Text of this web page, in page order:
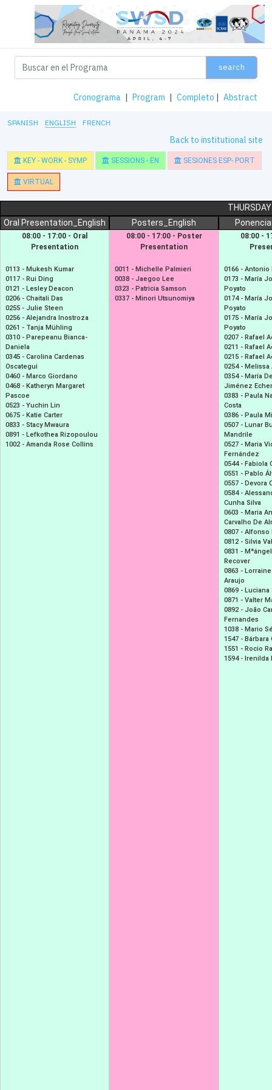
search
Cronograma | Program | Completo | Abstract
SPANISH ENGLISH FRENCH
Back to institutional site
KEY - WORK - SYMP SESSIONS - EN SESIONES ESP- PORT
VIRTUAL
Oral Presentation_English
08:00 - 17:00 - Oral
Presentation
0113 - Mukesh Kumar
0117 - Rui Ding
0121 - Lesley Deacon
0206 - Chaitali Das
0255 - Julie Steen
0256 - Alejandra Inostroza
0261 - Tanja Mühling
0310 - Parepeanu Bianca-
Daniela
0345 - Carolina Cardenas
Oscategui
0460 - Marco Giordano
0468 - Katheryn Margaret
Pascoe
0523 - Yuchin Lin
0675 - Katie Carter
0833 - Stacy Mwaura
0891 - Lefkothea Rizopoulou
1002 - Amanda Rose Collins
Posters_English
08:00 - 17:00 - Poster
Presentation
0011 - Michelle Palmieri
0038 - Jaegoo Lee
0323 - Patricia Samson
0337 - Minori Utsunomiya
08:00 -
0166 - Antonio
0173 - María
Poyato
0174 - María
Poyato
0175 - María
Poyato
0207 - Rafael
0211 - Rafael
0215 - Rafael
0254 - Melissa
0354 - María
Jiménez
0383 - Paula
Costa
0386 - Paula
0507 - Lunar
Mandrile
0527 - Maria
Fernández
0544 - Fabiola
0551 - Pablo
0557 - Devora
0584 -
Cunha Silva
0603 - Maria
Carvalho De
0807 - Alfonso
0812 - Silvia
0831 -
Recover
0863 -
Araujo
0869 - Luciana
0871 - Valter
0892 - João
Fernandes
1038 - Mario
1547 - Bárbara
1551 - Rocio
1594 - Irenilda